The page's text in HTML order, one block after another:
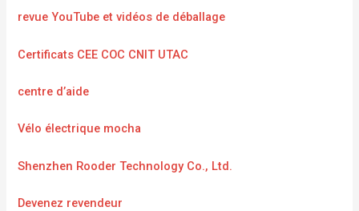
revue YouTube et vidéos de déballage
Certificats CEE COC CNIT UTAC
centre d’aide
Vélo électrique mocha
Shenzhen Rooder Technology Co., Ltd.
Devenez revendeur